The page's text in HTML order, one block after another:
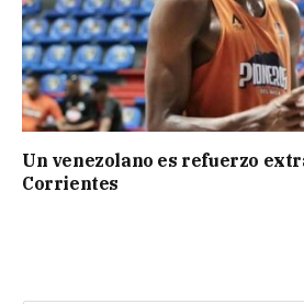
Un venezolano es refuerzo
Corrientes